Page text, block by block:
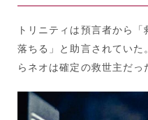
トリニティは預言者から
落ちる」と助言されていた
らネオは確定の救世主だっ